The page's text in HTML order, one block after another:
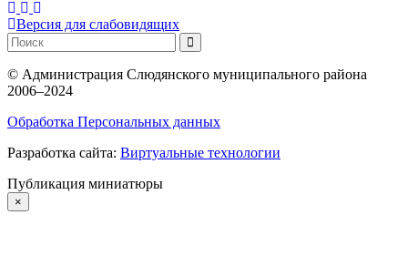
Версия для слабовидящих
© Администрация Слюдянского муниципального района
2006–2024
Обработка Персональных данных
Разработка сайта: Виртуальные технологии
Публикация миниатюры
×